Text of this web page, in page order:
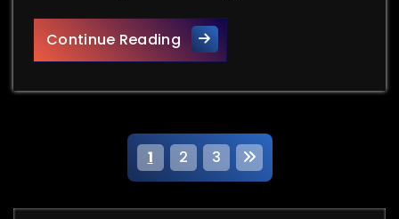
Continue ReadingOntdek de Boeiende
B
e
1 2 3